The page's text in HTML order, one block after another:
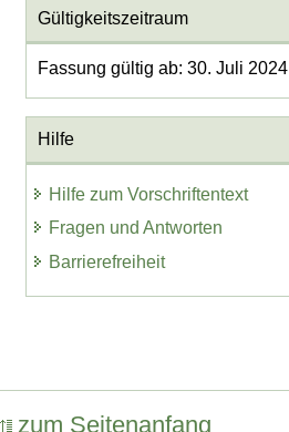
Gültigkeitszeitraum
Fassung gültig ab: 30. Juli 2024
Hilfe
Hilfe zum Vorschriftentext
Fragen und Antworten
Barrierefreiheit
zum Seitenanfang